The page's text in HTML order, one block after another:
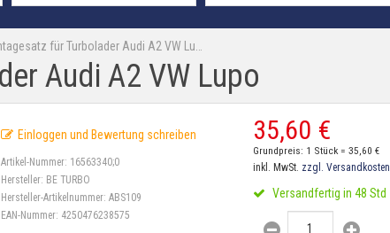
für Turbolader Audi A2 VW Lu…
Audi A2 VW Lupo
Einloggen und Bewertung schreiben
Artikel-Nummer: 16563340;0
Hersteller: BE TURBO
Hersteller-Artikelnummer:ABS109
EAN-Nummer: 4250476238575
35,60 €
Grundpreis: 1 Stück = 35,60 €
inkl. MwSt. zzgl. Versandkosten
Versandfertig in 48 Std